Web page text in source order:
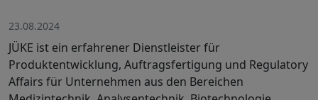
23.08.2024
JÜKE ist ein erfahrener Dienstleister für
Produktentwicklung, Auftragsfertigung und Regulatory
Affairs für Unternehmen aus den Bereichen